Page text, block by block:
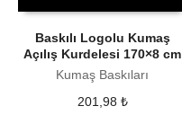
Baskılı Logolu Kumaş
Açılış Kurdelesi 170×8 cm
Kumaş Baskıları
201,98 ₺